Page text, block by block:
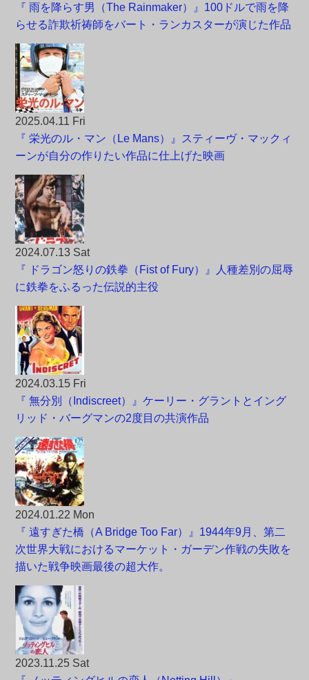
『 雨を降らす男（The Rainmaker）』100ドルで雨を降
らせる詐欺祈祷師をバート・ランカスターが演じた作品
2025.04.11 Fri
『 栄光のル・マン（Le Mans）』スティーヴ・マックィ
ーンが自分の作りたい作品に仕上げた映画
2024.07.13 Sat
『 ドラゴン怒りの鉄拳（Fist of Fury）』人種差別の屈辱
に鉄拳をふるった伝説的主役
2024.03.15 Fri
『 無分別（Indiscreet）』ケーリー・グラントとイング
リッド・バーグマンの2度目の共演作品
2024.01.22 Mon
『 遠すぎた橋（A Bridge Too Far）』1944年9月、第二
次世界大戦におけるマーケット・ガーデン作戦の失敗を
描いた戦争映画最後の超大作。
2023.11.25 Sat